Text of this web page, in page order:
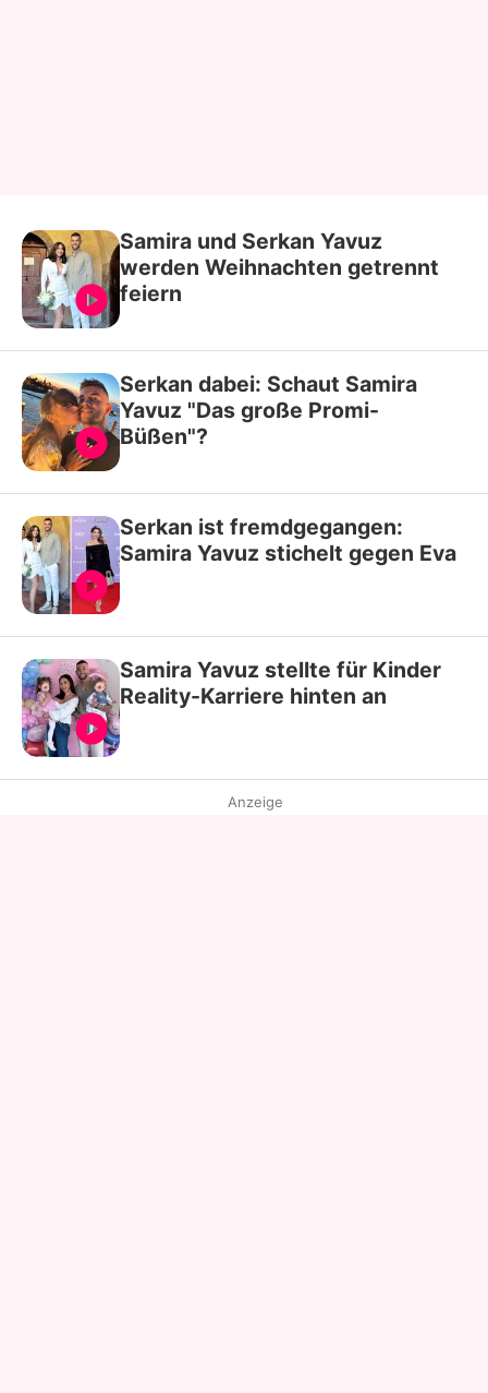
Samira und Serkan Yavuz
werden Weihnachten getrennt
feiern
Serkan dabei: Schaut Samira
Yavuz "Das große Promi-
Büßen"?
Serkan ist fremdgegangen:
Samira Yavuz stichelt gegen Eva
Samira Yavuz stellte für Kinder
Reality-Karriere hinten an
Anzeige